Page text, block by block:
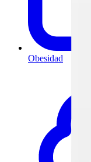
Obesidad